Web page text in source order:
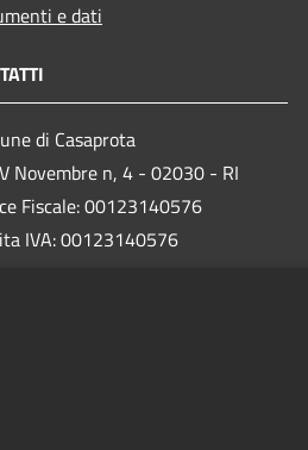
e dati
di Casaprota
Novembre n, 4 - 02030 - RI
Fiscale: 00123140576
IVA: 00123140576